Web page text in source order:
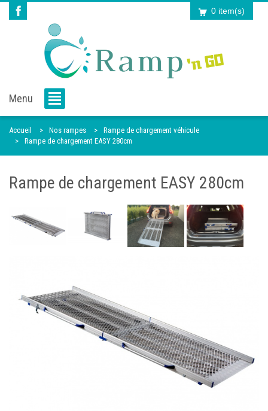
0 item(s)
Menu
Accueil Nos rampes
Rampe de chargement véhicule
Rampe de chargement EASY 280cm
Rampe de chargement EASY 280cm